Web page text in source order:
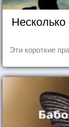
Эти короткие